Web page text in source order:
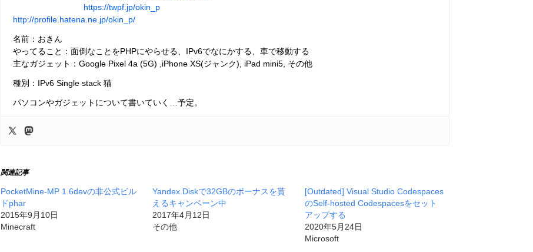
https://twpf.jp/okin_p
http://profile.hatena.ne.jp/okin_p/
名前：おきん
やってること：面倒なことをPHPにやらせる、IPv6でなにかする、車で移動する
主なガジェット：Google Pixel 4a (5G) ,iPhone XS(ジャンク), iPad mini5, その他
種別：IPv6 Single stack 猫
パソコンやガジェットについて書いていく…予定。
関連記事
PocketMine-MP 1.6devの非公式ビル
ドphar
2015年9月10日
Minecraft
Yandex.Diskで32GBのボーナスを貰
えるキャンペーン中
2017年4月12日
その他
[Outdated] Visual Studio Codespaces
のSelf-hosted Codespacesをセット
アップする
2020年5月24日
Microsoft